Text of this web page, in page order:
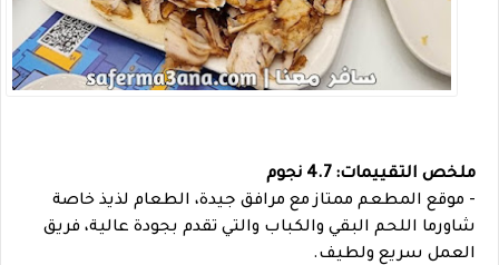
ملخص التقييمات: 4.7 نجوم
- موقع المطعم ممتاز مع مرافق جيدة، الطعام لذيذ خاصة
شاورما اللحم البقي والكباب والتي تقدم بجودة عالية، فريق
العمل سريع ولطيف.